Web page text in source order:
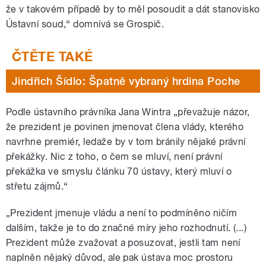
že v takovém případě by to měl posoudit a dát stanovisko
Ústavní soud,“ domnívá se Grospič.
Jindřich Šídlo: Špatně vybraný hrdina Poche
Podle ústavního právníka Jana Wintra „převažuje názor,
že prezident je povinen jmenovat člena vlády, kterého
navrhne premiér, ledaže by v tom bránily nějaké právní
překážky. Nic z toho, o čem se mluví, není právní
překážka ve smyslu článku 70 ústavy, který mluví o
střetu zájmů.“
„Prezident jmenuje vládu a není to podmíněno ničím
dalším, takže je to do značné míry jeho rozhodnutí. (...)
Prezident může zvažovat a posuzovat, jestli tam není
naplněn nějaký důvod, ale pak ústava moc prostoru